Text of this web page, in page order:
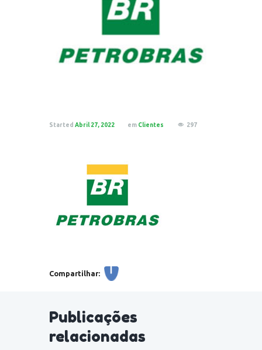
Started Abril 27, 2022 em Clientes 297
Compartilhar:
Publicações
relacionadas